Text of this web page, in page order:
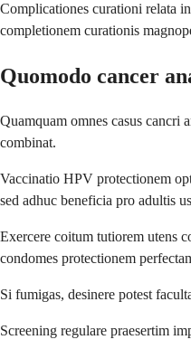
Complicationes curationi relata
completionem curationis
Quomodo cancer
Quamquam omnes casus cancri
combinat.
Vaccinatio HPV protectionem
sed adhuc beneficia pro adultis
Exercere coitum tutiorem utens
condomes protectionem
Si fumigas, desinere potest
Screening regulare praesertim